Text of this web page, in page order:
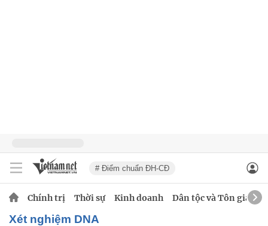
# Điểm chuẩn ĐH-CĐ
Chính trị Thời sự Kinh doanh Dân tộc và Tôn giáo
Xét nghiệm DNA